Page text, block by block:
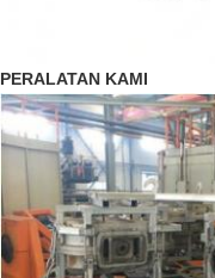
PERALATAN KAMI